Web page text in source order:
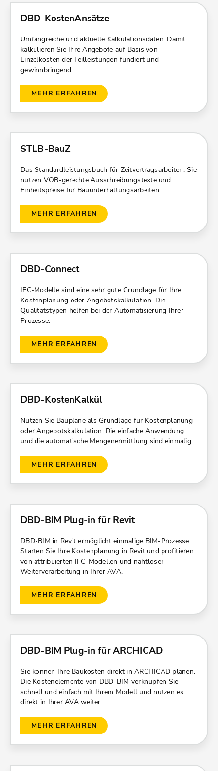
DBD-KostenAnsätze
Umfangreiche und aktuelle Kalkulationsdaten. Damit
kalkulieren Sie Ihre Angebote auf Basis von
Einzelkosten der Teilleistungen fundiert und
gewinnbringend.
MEHR ERFAHREN
STLB-BauZ
Das Standardleistungsbuch für Zeitvertragsarbeiten. Sie
nutzen VOB-gerechte Ausschreibungstexte und
Einheitspreise für Bauunterhaltungsarbeiten.
MEHR ERFAHREN
DBD-Connect
IFC-Modelle sind eine sehr gute Grundlage für Ihre
Kostenplanung oder Angebotskalkulation. Die
Qualitätstypen helfen bei der Automatisierung Ihrer
Prozesse.
MEHR ERFAHREN
DBD-KostenKalkül
Nutzen Sie Baupläne als Grundlage für Kostenplanung
oder Angebotskalkulation. Die einfache Anwendung
und die automatische Mengenermittlung sind einmalig.
MEHR ERFAHREN
DBD-BIM Plug-in für Revit
DBD-BIM in Revit ermöglicht einmalige BIM-Prozesse.
Starten Sie Ihre Kostenplanung in Revit und profitieren
von attribuierten IFC-Modellen und nahtloser
Weiterverarbeitung in Ihrer AVA.
MEHR ERFAHREN
DBD-BIM Plug-in für ARCHICAD
Sie können Ihre Baukosten direkt in ARCHICAD planen.
Die Kostenelemente von DBD-BIM verknüpfen Sie
schnell und einfach mit Ihrem Modell und nutzen es
direkt in Ihrer AVA weiter.
MEHR ERFAHREN